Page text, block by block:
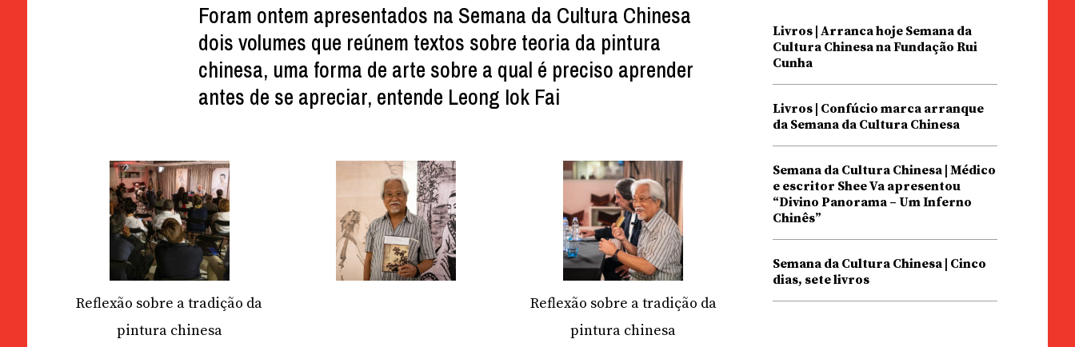
Foram ontem apresentados na Semana da Cultura Chinesa
dois volumes que reúnem textos sobre teoria da pintura
chinesa, uma forma de arte sobre a qual é preciso aprender
antes de se apreciar, entende Leong Iok Fai
Reflexão sobre a tradição da
pintura chinesa
Reflexão sobre a tradição da
pintura chinesa
Livros | Arranca hoje Semana da
Cultura Chinesa na Fundação Rui
Cunha
Livros | Confúcio marca arranque
da Semana da Cultura Chinesa
Semana da Cultura Chinesa | Médico
e escritor Shee Va apresentou
“Divino Panorama – Um Inferno
Chinês”
Semana da Cultura Chinesa | Cinco
dias, sete livros